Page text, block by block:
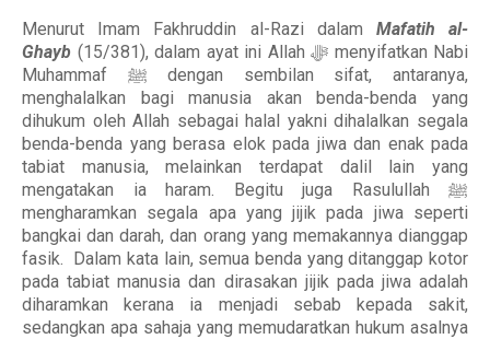
Menurut Imam Fakhruddin al-Razi dalam Mafatih al-
Ghayb (15/381), dalam ayat ini Allah ﷻ menyifatkan Nabi
Muhammaf ﷺ dengan sembilan sifat, antaranya,
menghalalkan bagi manusia akan benda-benda yang
dihukum oleh Allah sebagai halal yakni dihalalkan segala
benda-benda yang berasa elok pada jiwa dan enak pada
tabiat manusia, melainkan terdapat dalil lain yang
mengatakan ia haram. Begitu juga Rasulullah ﷺ
mengharamkan segala apa yang jijik pada jiwa seperti
bangkai dan darah, dan orang yang memakannya dianggap
fasik. Dalam kata lain, semua benda yang ditanggap kotor
pada tabiat manusia dan dirasakan jijik pada jiwa adalah
diharamkan kerana ia menjadi sebab kepada sakit,
sedangkan apa sahaja yang memudaratkan hukum asalnya